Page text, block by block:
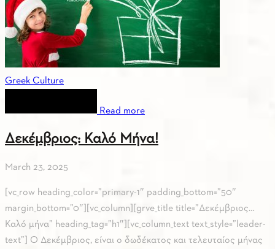
Greek Culture
Read more
Δεκέμβριος: Καλό Μήνα!
March 23, 2025
[vc_row heading_color=”primary-1″ padding_bottom=”50″
margin_bottom=”0″][vc_column][grve_title title=”Δεκέμβριος…
Καλό μήνα” heading_tag=”h1″][vc_column_text text_style=”leader-
text”] Ο Δεκέμβριος, είναι ο δωδέκατος και τελευταίος μήνας